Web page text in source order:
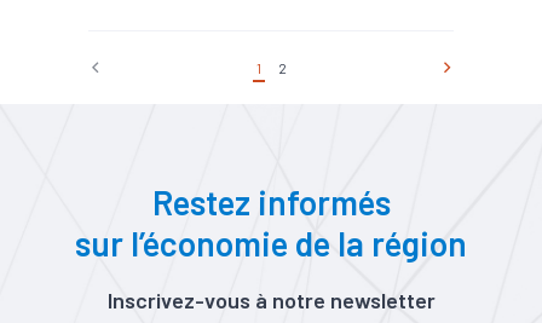
construction
#Logement
#Travaux publics
1 2
Restez informés
sur l’économie de la région
Inscrivez-vous à notre newsletter